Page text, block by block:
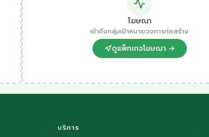
โฆษณา
เข้าถึงกลุ่มเป้าหมายวงการก่อสร้าง
ดูแพ็กเกจโฆษณา →
บริการ